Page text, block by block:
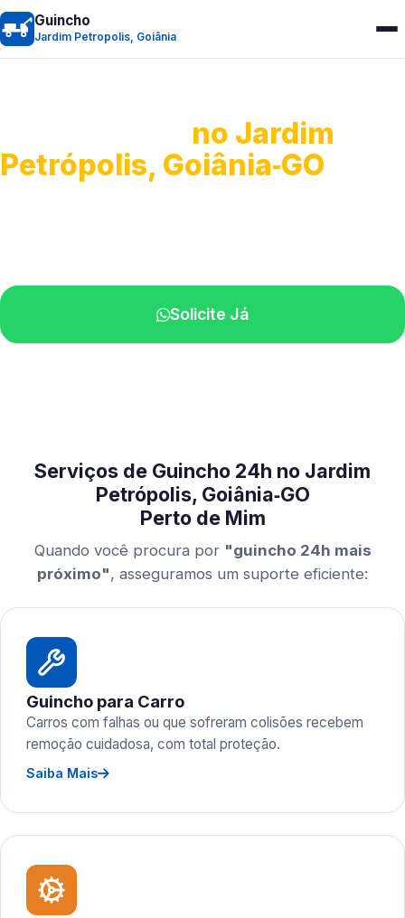
Guincho
Jardim Petropolis, Goiânia
no Jardim
Petrópolis, Goiânia‑GO
Solicite Já
Serviços de Guincho 24h no Jardim
Petrópolis, Goiânia‑GO
Perto de Mim
Quando você procura por "guincho 24h mais
próximo", asseguramos um suporte eficiente:
Guincho para Carro
Carros com falhas ou que sofreram colisões recebem
remoção cuidadosa, com total proteção.
Saiba Mais